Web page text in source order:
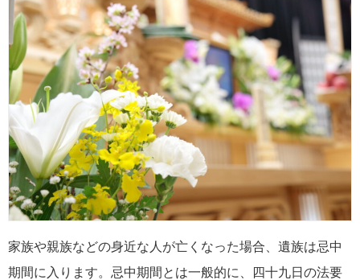
家族や親族などの身近な人が亡くなった場合、遺族は忌中
期間に入ります。忌中期間とは一般的に、四十九日の法要